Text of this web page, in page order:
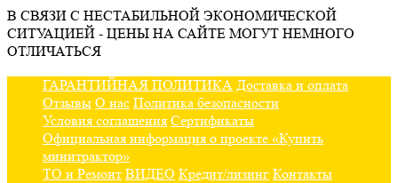
В СВЯЗИ С НЕСТАБИЛЬНОЙ ЭКОНОМИЧЕСКОЙ
СИТУАЦИЕЙ - ЦЕНЫ НА САЙТЕ МОГУТ НЕМНОГО
ОТЛИЧАТЬСЯ
ГАРАНТИЙНАЯ ПОЛИТИКА Доставка и оплата
Отзывы О нас Политика безопасности
Условия соглашения Сертификаты
Официальная информация о проекте «Купить
минитрактор»
ТО и Ремонт ВИДЕО Кредит/лизинг Контакты